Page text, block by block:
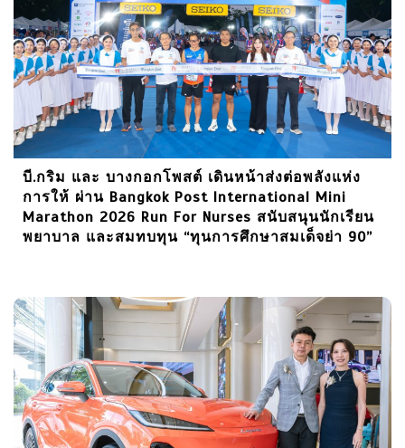
บี.กริม และ บางกอกโพสต์ เดินหน้าส่งต่อพลังแห่ง
การให้ ผ่าน Bangkok Post International Mini
Marathon 2026 Run For Nurses สนับสนุนนักเรียน
พยาบาล และสมทบทุน “ทุนการศึกษาสมเด็จย่า 90”